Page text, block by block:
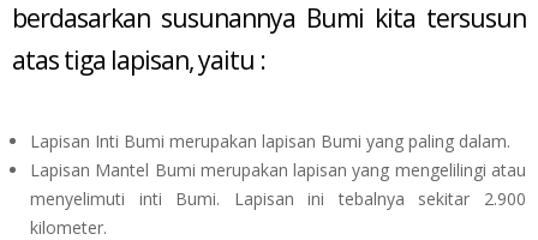
berdasarkan susunannya Bumi kita tersusun
atas tiga lapisan, yaitu :
Lapisan Inti Bumi merupakan lapisan Bumi yang paling dalam.
Lapisan Mantel Bumi merupakan lapisan yang mengelilingi atau
menyelimuti inti Bumi. Lapisan ini tebalnya sekitar 2.900
kilometer.